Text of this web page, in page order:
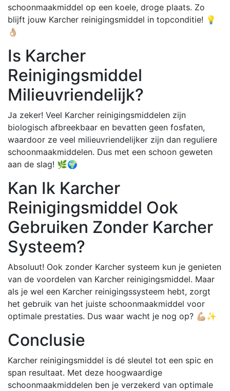
schoonmaakmiddel op een koele, droge plaats. Zo
blijft jouw Karcher reinigingsmiddel in topconditie! 💡
👌🏼
Is Karcher
Reinigingsmiddel
Milieuvriendelijk?
Ja zeker! Veel Karcher reinigingsmiddelen zijn
biologisch afbreekbaar en bevatten geen fosfaten,
waardoor ze veel milieuvriendelijker zijn dan reguliere
schoonmaakmiddelen. Dus met een schoon geweten
aan de slag! 🌿🌍
Kan Ik Karcher
Reinigingsmiddel Ook
Gebruiken Zonder Karcher
Systeem?
Absoluut! Ook zonder Karcher systeem kun je genieten
van de voordelen van Karcher reinigingsmiddel. Maar
als je wel een Karcher reinigingssysteem hebt, zorgt
het gebruik van het juiste schoonmaakmiddel voor
optimale prestaties. Dus waar wacht je nog op? 💪🏼✨
Conclusie
Karcher reinigingsmiddel is dé sleutel tot een spic en
span resultaat. Met deze hoogwaardige
schoonmaakmiddelen ben je verzekerd van optimale